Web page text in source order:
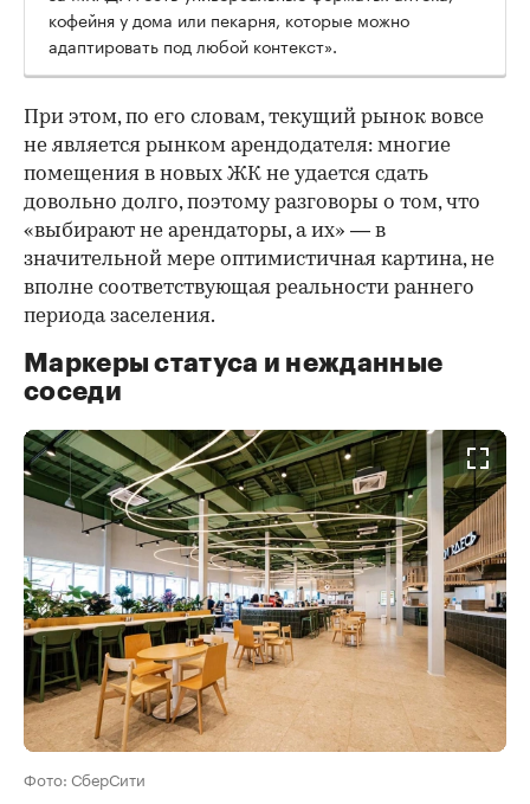
кофейня у дома или пекарня, которые можно
адаптировать под любой контекст».
При этом, по его словам, текущий рынок вовсе
не является рынком арендодателя: многие
помещения в новых ЖК не удается сдать
довольно долго, поэтому разговоры о том, что
«выбирают не арендаторы, а их» — в
значительной мере оптимистичная картина, не
вполне соответствующая реальности раннего
периода заселения.
Маркеры статуса и нежданные
соседи
Фото: СберСити